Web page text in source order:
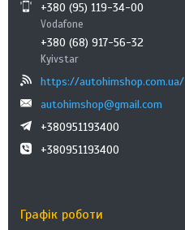
+380 (95) 119-34-00
Vodafone
+380 (68) 917-56-32
Kyivstar
https://autohimshop.com.ua/
autohimshop@gmail.com
+380951193400
+380951193400
Графік роботи